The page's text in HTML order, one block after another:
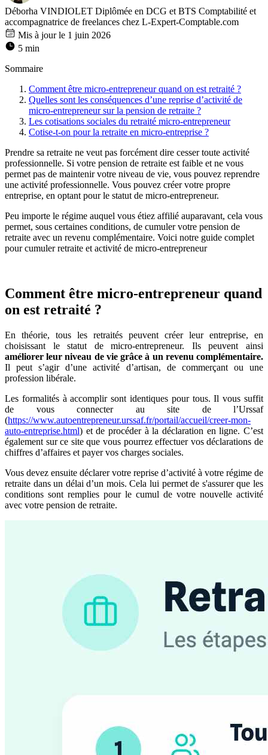
Déborha VINDIOLET Diplômée en DCG et BTS Comptabilité et
accompagnatrice de freelances chez L-Expert-Comptable.com
Mis à jour le 1 juin 2026
5 min
Sommaire
Comment être micro-entrepreneur quand on est retraité ?
Quelles sont les conséquences d’une reprise d’activité de
micro-entrepreneur sur la pension de retraite ?
Les cotisations sociales du retraité micro-entrepreneur
Cotise-t-on pour la retraite en micro-entreprise ?
Prendre sa retraite ne veut pas forcément dire cesser toute activité
professionnelle. Si votre pension de retraite est faible et ne vous
permet pas de maintenir votre niveau de vie, vous pouvez reprendre
une activité professionnelle. Vous pouvez créer votre propre
entreprise, en optant pour le statut de micro-entrepreneur.
Peu importe le régime auquel vous étiez affilié auparavant, cela vous
permet, sous certaines conditions, de cumuler votre pension de
retraite avec un revenu complémentaire. Voici notre guide complet
pour cumuler retraite et activité de micro-entrepreneur
Comment être micro-entrepreneur quand
on est retraité ?
En théorie, tous les retraités peuvent créer leur entreprise, en
choisissant le statut de micro-entrepreneur. Ils peuvent ainsi
améliorer leur niveau de vie grâce à un revenu complémentaire.
Il peut s’agir d’une activité d’artisan, de commerçant ou une
profession libérale.
Les formalités à accomplir sont identiques pour tous. Il vous suffit
de vous connecter au site de l’Urssaf
(https://www.autoentrepreneur.urssaf.fr/portail/accueil/creer-mon-
auto-entreprise.html) et de procéder à la déclaration en ligne. C’est
également sur ce site que vous pourrez effectuer vos déclarations de
chiffres d’affaires et payer vos charges sociales.
Vous devez ensuite déclarer votre reprise d’activité à votre régime de
retraite dans un délai d’un mois. Cela lui permet de s'assurer que les
conditions sont remplies pour le cumul de votre nouvelle activité
avec votre pension de retraite.